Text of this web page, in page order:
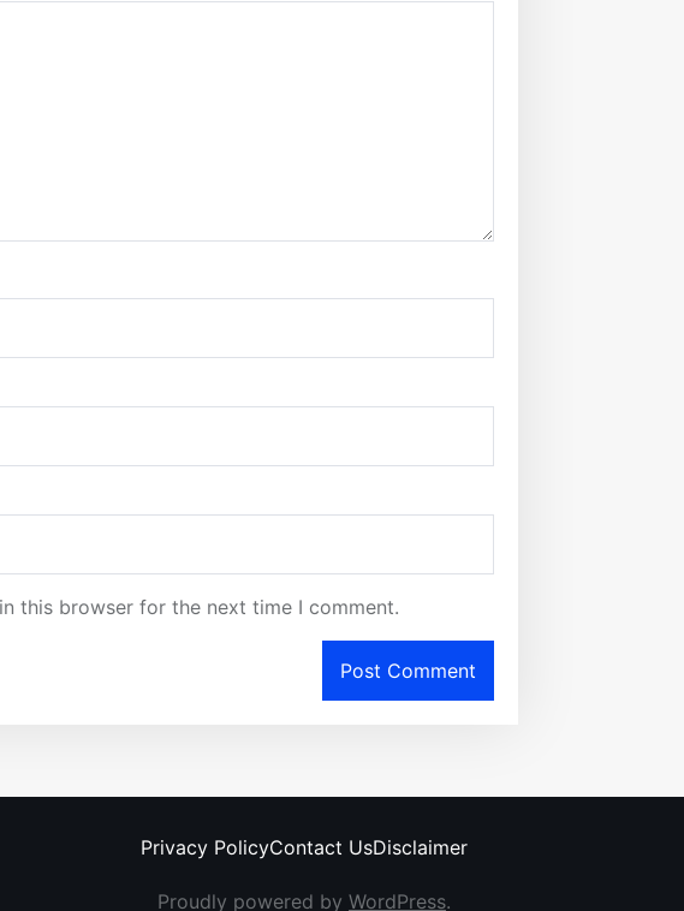
this browser for the next time I comment.
Privacy PolicyContact UsDisclaimer
Proudly powered by WordPress.